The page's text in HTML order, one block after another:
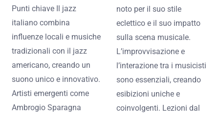
Punti chiave Il jazz
italiano combina
influenze locali e musiche
tradizionali con il jazz
americano, creando un
suono unico e innovativo.
Artisti emergenti come
Ambrogio Sparagna
noto per il suo stile
eclettico e il suo impatto
sulla scena musicale.
L’improvvisazione e
l’interazione tra i musicisti
sono essenziali, creando
esibizioni uniche e
coinvolgenti. Lezioni dal